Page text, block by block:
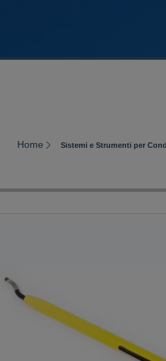
Home Sistemi e Strumenti per